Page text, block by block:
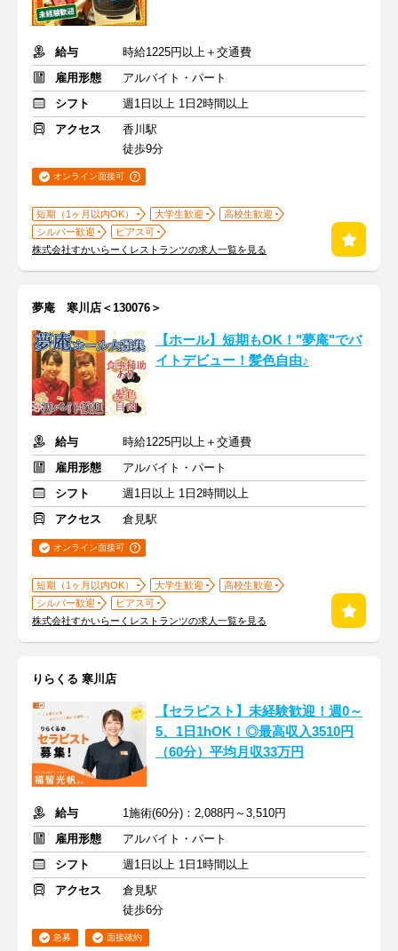
給与
時給1225円以上＋交通費
雇用形態
アルバイト・パート
シフト
週1日以上 1日2時間以上
アクセス
香川駅
徒歩9分
オンライン面接可
短期（1ヶ月以内OK） 大学生歓迎
高校生歓迎
シルバー歓迎
ピアス可
株式会社すかいらーくレストランツの求人一覧を見る
夢庵 寒川店＜130076＞
【ホール】短期もOK！"夢庵"でバ
イトデビュー！髪色自由♪
給与
時給1225円以上＋交通費
雇用形態
アルバイト・パート
シフト
週1日以上 1日2時間以上
アクセス
倉見駅
オンライン面接可
短期（1ヶ月以内OK） 大学生歓迎
高校生歓迎
シルバー歓迎
ピアス可
株式会社すかいらーくレストランツの求人一覧を見る
りらくる 寒川店
【セラピスト】未経験歓迎！週0～
5、1日1hOK！◎最高収入3510円
（60分）平均月収33万円
給与
1施術(60分)：2,088円～3,510円
雇用形態
アルバイト・パート
シフト
週1日以上 1日1時間以上
アクセス
倉見駅
徒歩6分
急募 面接確約